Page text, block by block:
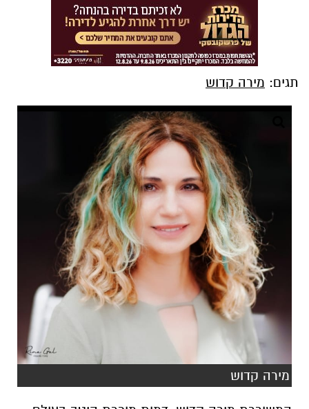
תגים: מירה קדוש
מירה קדוש